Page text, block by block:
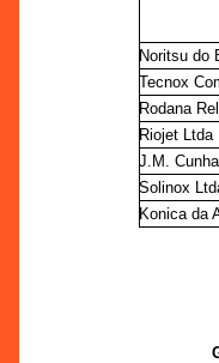
Noritsu do
Tecnox
Rodana
Riojet Ltda
J.M.
Solinox
Konica da